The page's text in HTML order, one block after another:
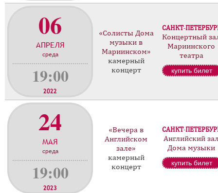
06
АПРЕЛЯ
среда
19:00
2022
«Солисты Дома
музыки в
Мариинском»
камерный
концерт
САНКТ-
Концертный
Мариинского
театра
купить билет
24
МАЯ
среда
19:00
2023
«Вечера в
Английском
зале»
камерный
концерт
САНКТ-
Английский
Дома музыки
купить билет